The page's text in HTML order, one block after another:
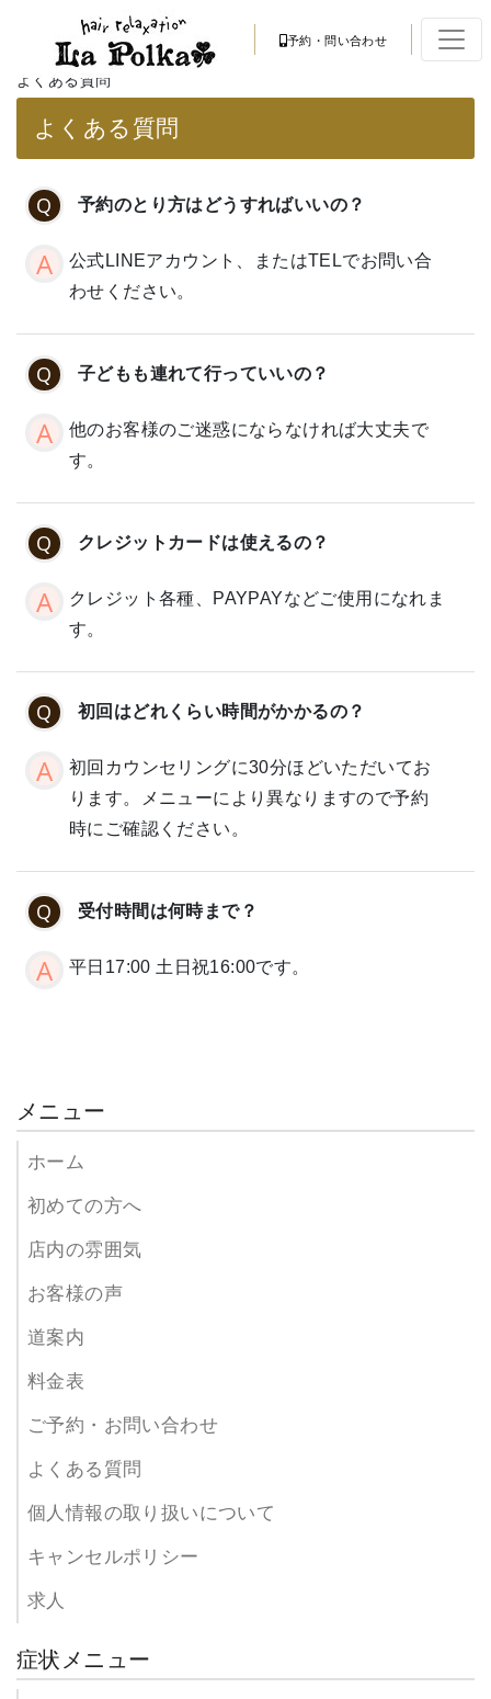
予約・問い合わせ
よくある質問
よくある質問
予約のとり方はどうすればいいの？
公式LINEアカウント、またはTELでお問い合
わせください。
子どもも連れて行っていいの？
他のお客様のご迷惑にならなければ大丈夫で
す。
クレジットカードは使えるの？
クレジット各種、PAYPAYなどご使用になれま
す。
初回はどれくらい時間がかかるの？
初回カウンセリングに30分ほどいただいてお
ります。メニューにより異なりますので予約
時にご確認ください。
受付時間は何時まで？
平日17:00 土日祝16:00です。
メニュー
ホーム
初めての方へ
店内の雰囲気
お客様の声
道案内
料金表
ご予約・お問い合わせ
よくある質問
個人情報の取り扱いについて
キャンセルポリシー
求人
症状メニュー